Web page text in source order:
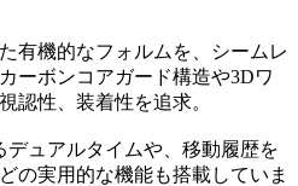
有機的なフォルムを、シームレ
ーボンコアガード構造や3Dワ
認性、装着性を追求。
デュアルタイムや、移動履歴を
の実用的な機能も搭載していま